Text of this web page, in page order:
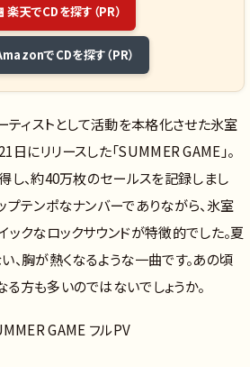
楽天でCDを探す（PR）
でCDを探す（PR）
ティストとして活動を本格化させた氷室
にリリースした「SUMMER GAME」。
し、約40万枚のセールスを記録しまし
プテンポなナンバーでありながら、氷室
ックなロックサウンドが特徴的でした。夏
、胸が熱くなるような一曲です。あの頃
方も多いのではないでしょうか。
GAME フルPV